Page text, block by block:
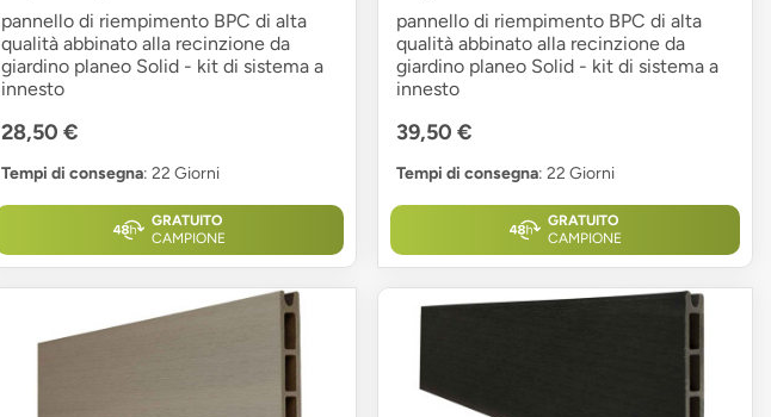
pannello di riempimento BPC di alta
qualità abbinato alla recinzione da
giardino planeo Solid - kit di sistema a
innesto
28,50 €
Tempi di consegna: 22 Giorni
GRATUITO
CAMPIONE
pannello di riempimento BPC di alta
qualità abbinato alla recinzione da
giardino planeo Solid - kit di sistema a
innesto
39,50 €
Tempi di consegna: 22 Giorni
GRATUITO
CAMPIONE